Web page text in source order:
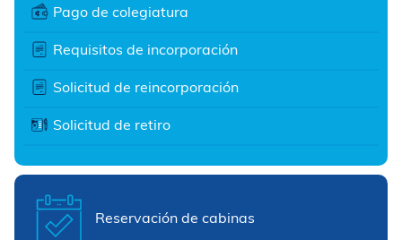
Pago de colegiatura
Requisitos de incorporación
Solicitud de reincorporación
Solicitud de retiro
Reservación de cabinas